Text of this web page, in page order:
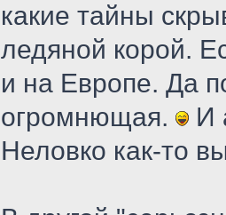
какие тайны
ледяной корой.
и на Европе. Да
огромнющая.
И
Неловко как-то